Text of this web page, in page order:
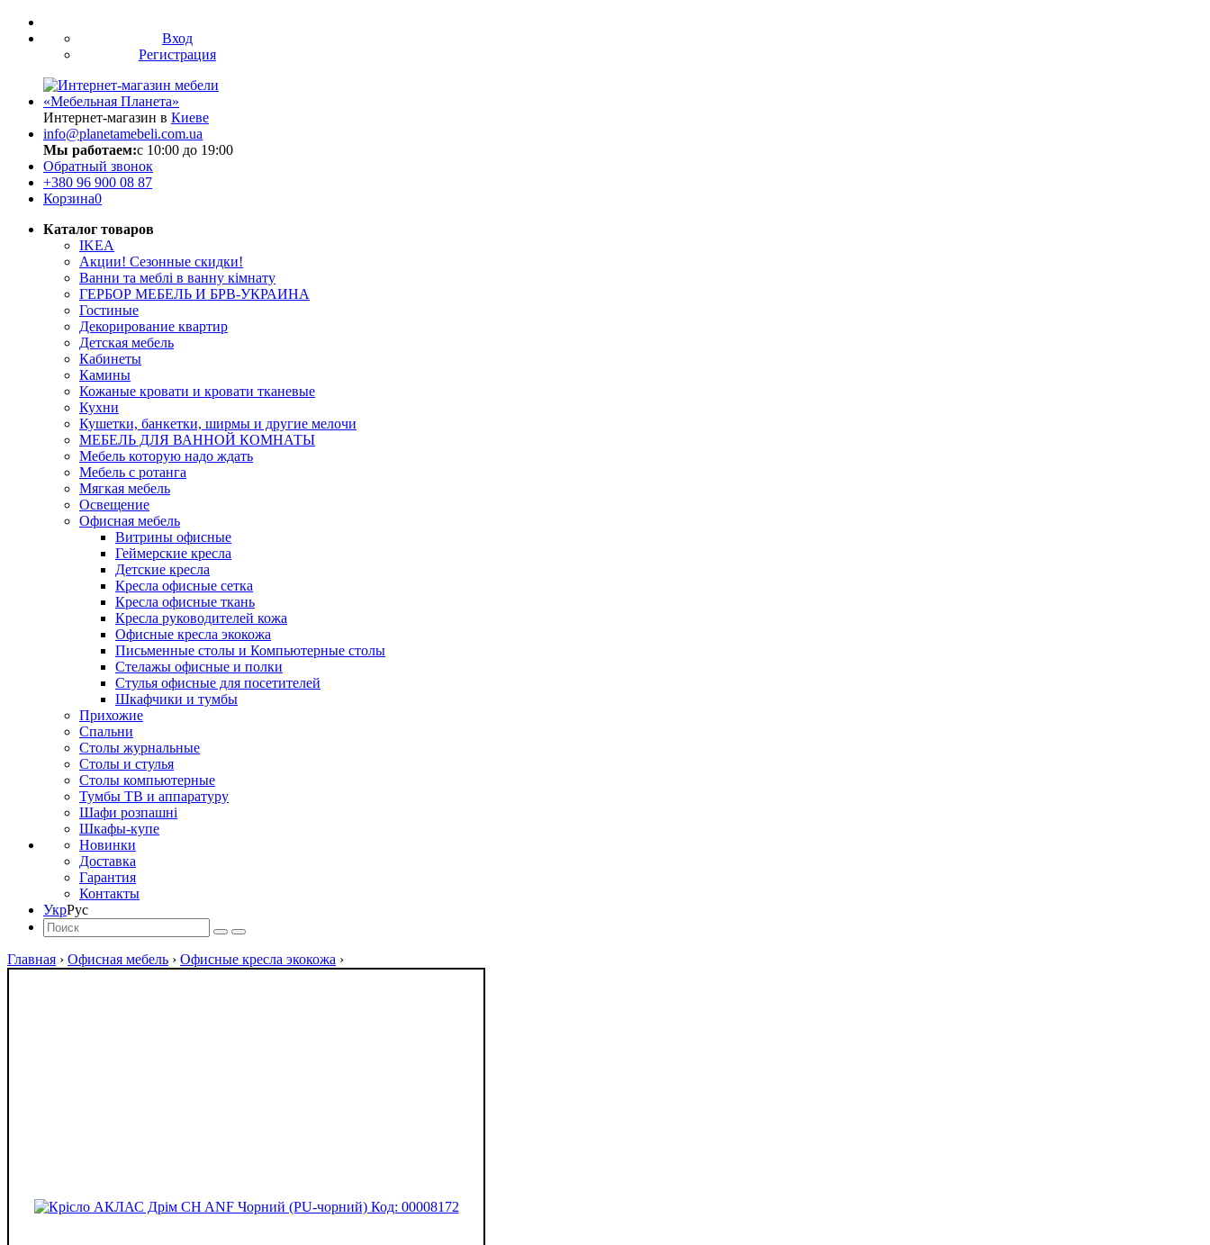
Вход
Регистрация
Интернет-магазин в Киеве
info@planetamebeli.com.ua
Мы работаем:с 10:00 до 19:00
Обратный звонок
+380 96 900 08 87
Корзина0
Каталог товаров
IKEA
Акции! Сезонные скидки!
Ванни та меблі в ванну кімнату
ГЕРБОР МЕБЕЛЬ И БРВ-УКРАИНА
Гостиные
Декорирование квартир
Детская мебель
Кабинеты
Камины
Кожаные кровати и кровати тканевые
Кухни
Кушетки, банкетки, ширмы и другие мелочи
МЕБЕЛЬ ДЛЯ ВАННОЙ КОМНАТЫ
Мебель которую надо ждать
Мебель с ротанга
Мягкая мебель
Освещение
Офисная мебель
Витрины офисные
Геймерские кресла
Детские кресла
Кресла офисные сетка
Кресла офисные ткань
Кресла руководителей кожа
Офисные кресла экокожа
Письменные столы и Компьютерные столы
Стелажы офисные и полки
Стулья офисные для посетителей
Шкафчики и тумбы
Прихожие
Спальни
Столы журнальные
Столы и стулья
Столы компьютерные
Тумбы ТВ и аппаратуру
Шафи розпашні
Шкафы-купе
Новинки
Доставка
Гарантия
Контакты
УкрРус
Главная › Офисная мебель › Офисные кресла экокожа ›